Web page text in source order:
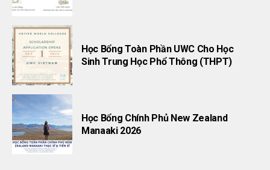
Học Bổng Toàn Phần UWC Cho Học
Sinh Trung Học Phổ Thông (THPT)
Học Bổng Chính Phủ New Zealand
Manaaki 2026